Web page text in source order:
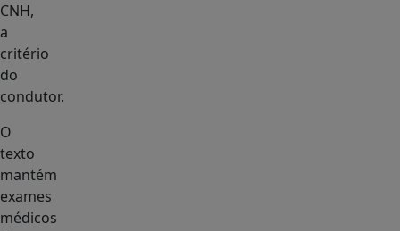
CNH,
a
critério
do
condutor.
O
texto
mantém
exames
médicos